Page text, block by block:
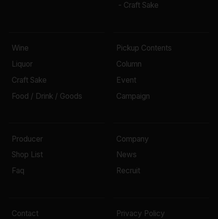
- Craft Sake
Wine
Liquor
Craft Sake
Food / Drink / Goods
Pickup Contents
Column
Event
Campaign
Producer
Shop List
Faq
Company
News
Recruit
Contact Privacy Policy